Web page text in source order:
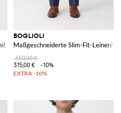
geripptem Kragen und Saum
BOGLIOLI
Maßgeschneiderte Slim-Fit-
350,00 €
315,00 €
-10%